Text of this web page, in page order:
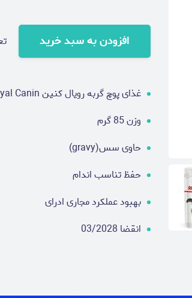
افزودن به سبد خرید
غذای پوچ گربه رویال کنین Royal Canin مدل Sterilized
وزن 85 گرم
حاوی سس(gravy)
حفظ تناسب اندام
بهبود عملکرد مجاری ادرای
انقضا 03/2028